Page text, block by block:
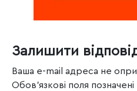
Залишити
Ваша e-mail адреса не
Обов’язкові поля позначені